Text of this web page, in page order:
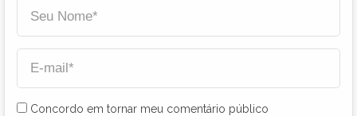
Concordo em tornar meu comentário público